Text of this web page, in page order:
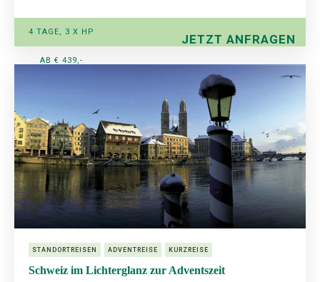
JETZT ANFRAGEN
4 TAGE, 3 X HP
AB € 439,-
STANDORTREISEN ADVENTREISE KURZREISE
Schweiz im Lichterglanz zur Adventszeit